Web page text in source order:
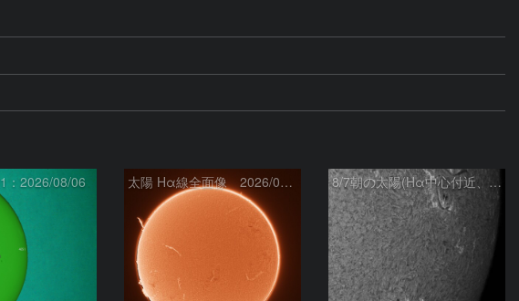
：2026/08/06 太陽 Hα線全面像 2026/08/07 8/7朝の太陽(Hα中心付近、4498、4502付近)